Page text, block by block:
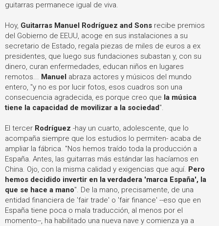
guitarras permanece igual de viva.
Hoy, Guitarras Manuel Rodríguez and Sons recibe premios
del Gobierno de EEUU, acoge en sus instalaciones a su
secretario de Estado, regala piezas de miles de euros a ex
presidentes, que luego sus fundaciones subastan y, con su
dinero, curan enfermedades, educan niños en lugares
remotos... Manuel abraza actores y músicos del mundo
entero, "y no es por lucir fotos, esos cuadros son una
consecuencia agradecida, es porque creo que la música
tiene la capacidad de movilizar a la sociedad".
El tercer Rodríguez -hay un cuarto, adolescente, que lo
acompaña siempre que los estudios lo permiten- acaba de
ampliar la fábrica. "Nos hemos traído toda la producción a
España. Antes, las guitarras más estándar las hacíamos en
China. Ojo, con la misma calidad y exigencias que aquí. Pero
hemos decidido invertir en la verdadera 'marca España', la
que se hace a mano". De la mano, precisamente, de una
entidad financiera de 'fair trade' o 'fair finance' --eso que en
España tiene poca o mala traducción, al menos por el
momento--, ha habilitado una nueva nave y comienza ya a